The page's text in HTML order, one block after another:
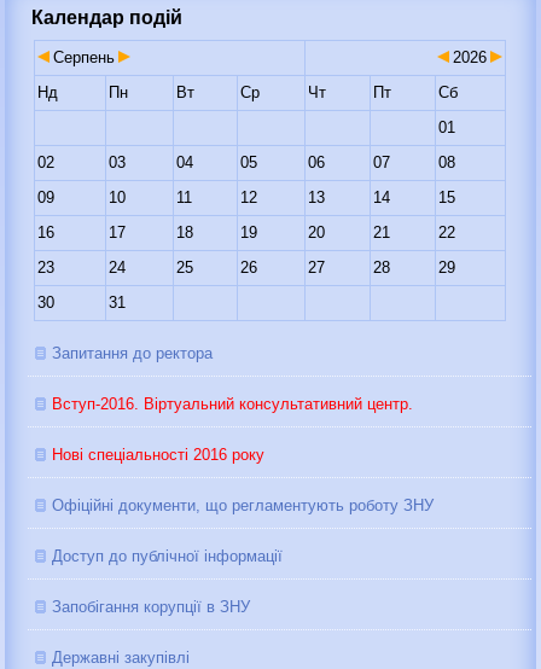
Календар подій
Серпень
2026
Нд
Пн Вт Ср Чт Пт
Сб
01
02
03 04 05 06 07
08
09
10 11 12 13 14
15
16
17 18 19 20 21
22
23
24 25 26 27 28
29
30
31
Запитання до ректора
Вступ-2016. Віртуальний консультативний центр.
Нові спеціальності 2016 року
Офіційні документи, що регламентують роботу ЗНУ
Доступ до публічної інформації
Запобігання корупції в ЗНУ
Державні закупівлі